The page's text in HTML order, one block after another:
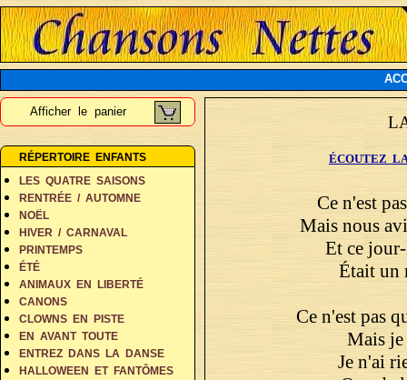
Afficher le panier
RÉPERTOIRE ENFANTS
LES QUATRE SAISONS
RENTRÉE / AUTOMNE
NOËL
HIVER / CARNAVAL
PRINTEMPS
ÉTÉ
ANIMAUX EN LIBERTÉ
CANONS
CLOWNS EN PISTE
EN AVANT TOUTE
ENTREZ DANS LA DANSE
HALLOWEEN ET FANTÔMES
ÉCOUTEZ
Ce n'est
Mais nous
Et ce
Était un
Ce n'est pas
Mais
Je n'ai